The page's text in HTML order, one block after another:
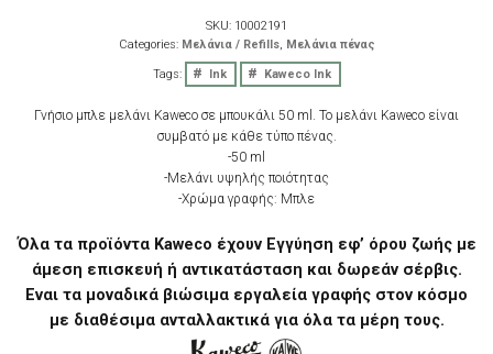
SKU: 10002191
Categories: Μελάνια / Refills, Μελάνια πένας
Tags: Ink Kaweco Ink
Γνήσιο μπλε μελάνι Kaweco σε μπουκάλι 50 ml. Το μελάνι Kaweco είναι
συμβατό με κάθε τύπο πένας.
-50 ml
-Μελάνι υψηλής ποιότητας
-Χρώμα γραφής: Μπλε
Όλα τα προϊόντα Kaweco έχουν Εγγύηση εφ’ όρου ζωής με
άμεση επισκευή ή αντικατάσταση και δωρεάν σέρβις.
Eναι τα μοναδικά βιώσιμα εργαλεία γραφής στον κόσμο
με διαθέσιμα ανταλλακτικά για όλα τα μέρη τους.